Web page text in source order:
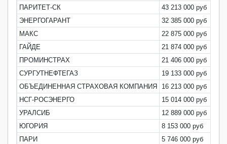
ПАРИТЕТ-СК
43 213 000 руб
ЭНЕРГОГАРАНТ
32 385 000 руб
МАКС
22 875 000 руб
ГАЙДЕ
21 874 000 руб
ПРОМИНСТРАХ
21 406 000 руб
СУРГУТНЕФТЕГАЗ
19 133 000 руб
ОБЪЕДИНЕННАЯ СТРАХОВАЯ КОМПАНИЯ
16 213 000 руб
НСГ-РОСЭНЕРГО
15 014 000 руб
УРАЛСИБ
12 889 000 руб
ЮГОРИЯ
8 153 000 руб
ПАРИ
5 746 000 руб